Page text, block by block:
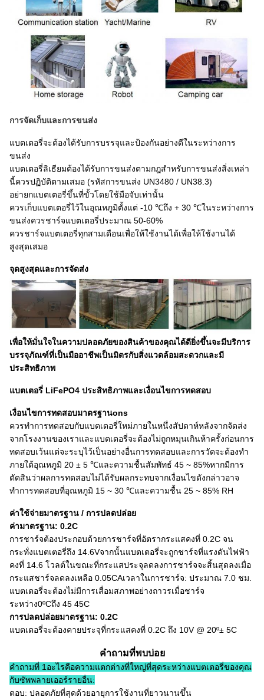
การจัดเก็บและการขนส่ง
แบตเตอรี่จะต้องได้รับการบรรจุและป้องกันอย่างดีในระหว่างการ
ขนส่ง
แบตเตอรี่ลิเธียมต้องได้รับการขนส่งตามกฎสำหรับการขนส่งสิ่งเหล่า
นี้ควรปฏิบัติตามเสมอ (รหัสการขนส่ง UN3480 / UN38.3)
อย่ายกแบตเตอรี่ขึ้นที่ขั้วโดยใช้มือจับเท่านั้น
ควรเก็บแบตเตอรี่ไว้ในอุณหภูมิตั้งแต่ -10 ℃ถึง + 30 ℃ในระหว่างการ
ขนส่งควรชาร์จแบตเตอรี่ประมาณ 50-60%
ควรชาร์จแบตเตอรี่ทุกสามเดือนเพื่อให้ใช้งานได้เพื่อให้ใช้งานได้
สูงสุดเสมอ
จุดสูงสุดและการจัดส่ง
เพื่อให้มั่นใจในความปลอดภัยของสินค้าของคุณได้ดียิ่งขึ้นจะมีบริการ
บรรจุภัณฑ์ที่เป็นมืออาชีพเป็นมิตรกับสิ่งแวดล้อมสะดวกและมี
ประสิทธิภาพ
แบตเตอรี่ LiFePO4 ประสิทธิภาพและเงื่อนไขการทดสอบ
เงื่อนไขการทดสอบมาตรฐานons
ควรทำการทดสอบกับแบตเตอรี่ใหม่ภายในหนึ่งสัปดาห์หลังจากจัดส่ง
จากโรงงานของเราและแบตเตอรี่จะต้องไม่ถูกหมุนเกินห้าครั้งก่อนการ
ทดสอบเว้นแต่จะระบุไว้เป็นอย่างอื่นการทดสอบและการวัดจะต้องทำ
ภายใต้อุณหภูมิ 20 ± 5 ℃และความชื้นสัมพัทธ์ 45 ~ 85%หากมีการ
ตัดสินว่าผลการทดสอบไม่ได้รับผลกระทบจากเงื่อนไขดังกล่าวอาจ
ทำการทดสอบที่อุณหภูมิ 15 ~ 30 ℃และความชื้น 25 ~ 85% RH
ค่าใช้จ่ายมาตรฐาน / การปลดปล่อย
ค่ามาตรฐาน: 0.2C
การชาร์จต้องประกอบด้วยการชาร์จที่อัตรากระแสคงที่ 0.2C จน
กระทั่งแบตเตอรี่ถึง 14.6Vจากนั้นแบตเตอรี่จะถูกชาร์จที่แรงดันไฟฟ้า
คงที่ 14.6 โวลต์ในขณะที่กระแสประจุลดลงการชาร์จจะสิ้นสุดลงเมื่อ
กระแสชาร์จลดลงเหลือ 0.05CAเวลาในการชาร์จ: ประมาณ 7.0 ชม.
แบตเตอรี่จะต้องไม่มีการเสื่อมสภาพอย่างถาวรเมื่อชาร์จ
ระหว่าง0ºCถึง 45 45C
การปลดปล่อยมาตรฐาน: 0.2C
แบตเตอรี่จะต้องคายประจุที่กระแสคงที่ 0.2C ถึง 10V @ 20º± 5C
คำถามที่พบบ่อย
คำถามที่ 1อะไรคือความแตกต่างที่ใหญ่ที่สุดระหว่างแบตเตอรี่ของคุณ
กับซัพพลายเออร์รายอื่น:
ตอบ: ปลอดภัยที่สุดด้วยอายุการใช้งานที่ยาวนานขึ้น